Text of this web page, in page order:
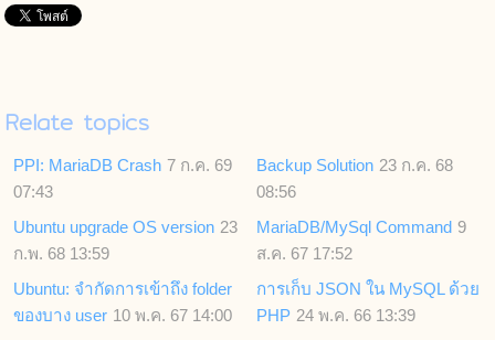
Relate topics
PPI: MariaDB Crash 7 ก.ค. 69
07:43
Backup Solution 23 ก.ค. 68
08:56
Ubuntu upgrade OS version 23
ก.พ. 68 13:59
MariaDB/MySql Command 9
ส.ค. 67 17:52
Ubuntu: จำกัดการเข้าถึง folder
ของบาง user 10 พ.ค. 67 14:00
การเก็บ JSON ใน MySQL ด้วย
PHP 24 พ.ค. 66 13:39